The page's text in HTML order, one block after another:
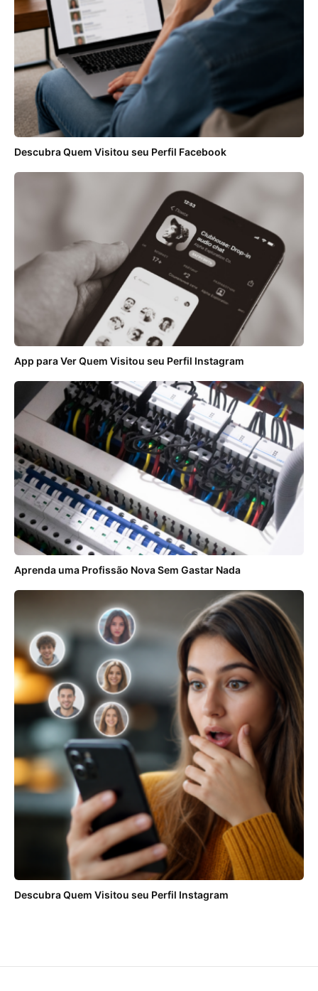
Descubra Quem Visitou seu Perfil Facebook
App para Ver Quem Visitou seu Perfil Instagram
Aprenda uma Profissão Nova Sem Gastar Nada
Descubra Quem Visitou seu Perfil Instagram